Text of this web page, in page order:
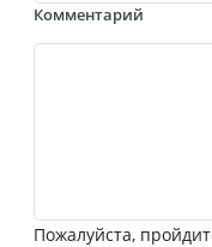
Комментарий
Пожалуйста,